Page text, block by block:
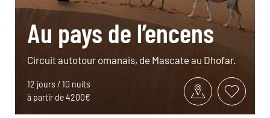
Au pays de l’encens
Circuit autotour omanais, de Mascate au Dhofar.
12 jours / 10 nuits
à partir de 4200€